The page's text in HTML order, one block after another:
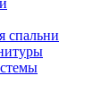
спальни